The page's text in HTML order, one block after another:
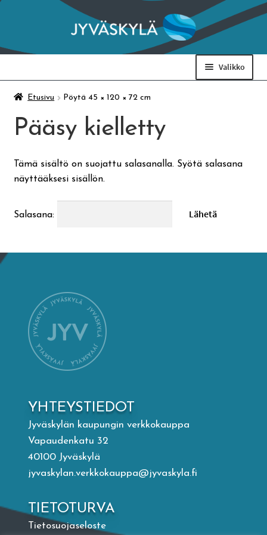
Siirry
navigointiin
Siirry
sisältöön
Valikko
Taidemuseo & Ratamo
Suomen käsityön museo
Skeittihalli
Taideapteekki
Kirjasto
Valon Kaupunki
Lasten Lysti & LystiKylä-festivaali
English
Etusivu Pöytä 45 × 120 × 72 cm
Pääsy kielletty
Tämä sisältö on suojattu salasanalla. Syötä salasana
näyttääksesi sisällön.
Salasana:
YHTEYSTIEDOT
Jyväskylän kaupungin verkkokauppa
Vapaudenkatu 32
40100 Jyväskylä
jyvaskylan.verkkokauppa@jyvaskyla.fi
TIETOTURVA
Tietosuojaseloste